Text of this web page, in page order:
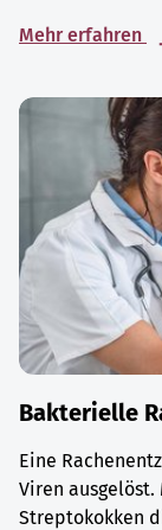
Mehr erfahren
Bakterielle
Eine
Viren
Streptokokken